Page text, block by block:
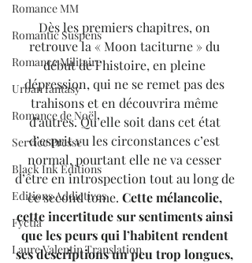
Romance MM
Romantic Suspens
Romance Militaire
Urban fantasy
Romance de Noël
Service Presse
Black Ink Editions
Editions Addictives
Fyctia
Laure Valentin Translation
Dès les premiers chapitres, on
retrouve la « Moon taciturne » du
début de l’histoire, en pleine
dépression, qui ne se remet pas des
trahisons et en découvrira même
d’autres. Qu’elle soit dans cet état
d’esprit vu les circonstances c’est
normal, pourtant elle ne va cesser
d’être en introspection tout au long de
ce second tome. Cette mélancolie,
cette incertitude sur sentiments ainsi
que les peurs qui l’habitent rendent
ses descriptions un peu trop longues,